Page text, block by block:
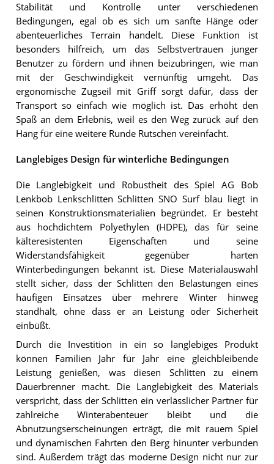
Stabilität und Kontrolle unter verschiedenen
Bedingungen, egal ob es sich um sanfte Hänge oder
abenteuerliches Terrain handelt. Diese Funktion ist
besonders hilfreich, um das Selbstvertrauen junger
Benutzer zu fördern und ihnen beizubringen, wie man
mit der Geschwindigkeit vernünftig umgeht. Das
ergonomische Zugseil mit Griff sorgt dafür, dass der
Transport so einfach wie möglich ist. Das erhöht den
Spaß an dem Erlebnis, weil es den Weg zurück auf den
Hang für eine weitere Runde Rutschen vereinfacht.
Langlebiges Design für winterliche Bedingungen
Die Langlebigkeit und Robustheit des Spiel AG Bob
Lenkbob Lenkschlitten Schlitten SNO Surf blau liegt in
seinen Konstruktionsmaterialien begründet. Er besteht
aus hochdichtem Polyethylen (HDPE), das für seine
kälteresistenten Eigenschaften und seine
Widerstandsfähigkeit gegenüber harten
Winterbedingungen bekannt ist. Diese Materialauswahl
stellt sicher, dass der Schlitten den Belastungen eines
häufigen Einsatzes über mehrere Winter hinweg
standhält, ohne dass er an Leistung oder Sicherheit
einbüßt.
Durch die Investition in ein so langlebiges Produkt
können Familien Jahr für Jahr eine gleichbleibende
Leistung genießen, was diesen Schlitten zu einem
Dauerbrenner macht. Die Langlebigkeit des Materials
verspricht, dass der Schlitten ein verlässlicher Partner für
zahlreiche Winterabenteuer bleibt und die
Abnutzungserscheinungen erträgt, die mit rauem Spiel
und dynamischen Fahrten den Berg hinunter verbunden
sind. Außerdem trägt das moderne Design nicht nur zur